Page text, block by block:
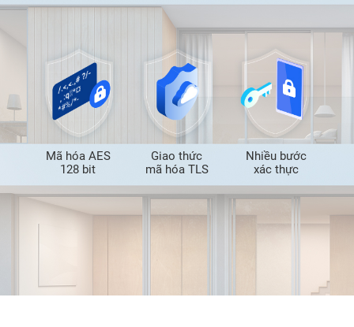
Mã hóa AES
128 bit
Giao thức
mã hóa TLS
Nhiều bước
xác thực